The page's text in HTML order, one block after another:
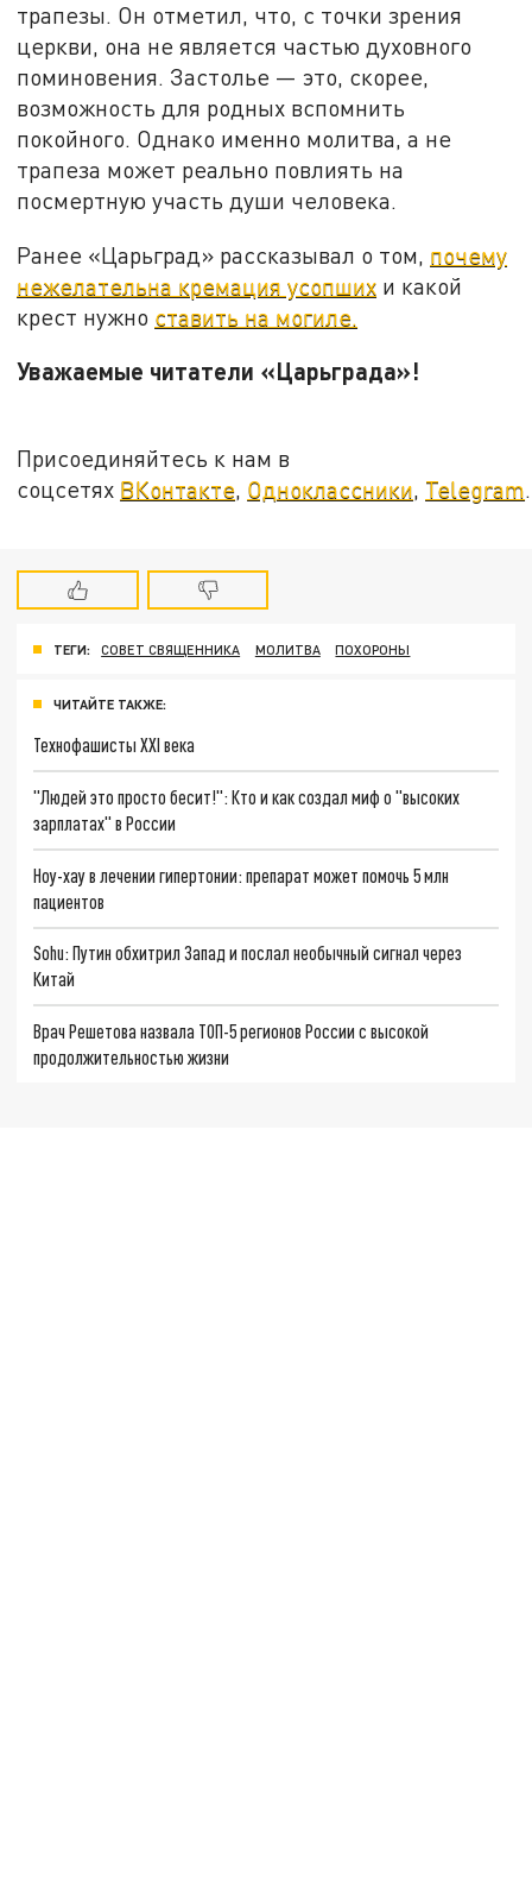
трапезы. Он отметил, что, с точки зрения
церкви, она не является частью духовного
поминовения. Застолье — это, скорее,
возможность для родных вспомнить
покойного. Однако именно молитва, а не
трапеза может реально повлиять на
посмертную участь души человека.
Ранее «Царьград» рассказывал о том, почему
нежелательна кремация усопших и какой
крест нужно ставить на могиле.
Уважаемые читатели «Царьграда»!
Присоединяйтесь к нам в
соцсетях ВКонтакте, Одноклассники, Telegram.
ТЕГИ: СОВЕТ СВЯЩЕННИКА МОЛИТВА ПОХОРОНЫ
ЧИТАЙТЕ ТАКЖЕ:
Технофашисты XXI века
"Людей это просто бесит!": Кто и как создал миф о "высоких
зарплатах" в России
Ноу-хау в лечении гипертонии: препарат может помочь 5 млн
пациентов
Sohu: Путин обхитрил Запад и послал необычный сигнал через
Китай
Врач Решетова назвала ТОП-5 регионов России с высокой
продолжительностью жизни